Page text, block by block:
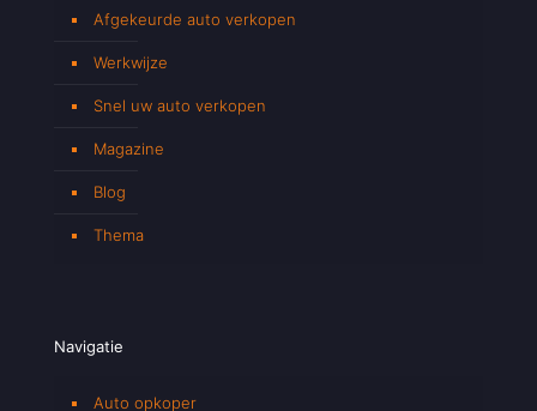
Afgekeurde auto verkopen
Werkwijze
Snel uw auto verkopen
Magazine
Blog
Thema
Navigatie
Auto opkoper